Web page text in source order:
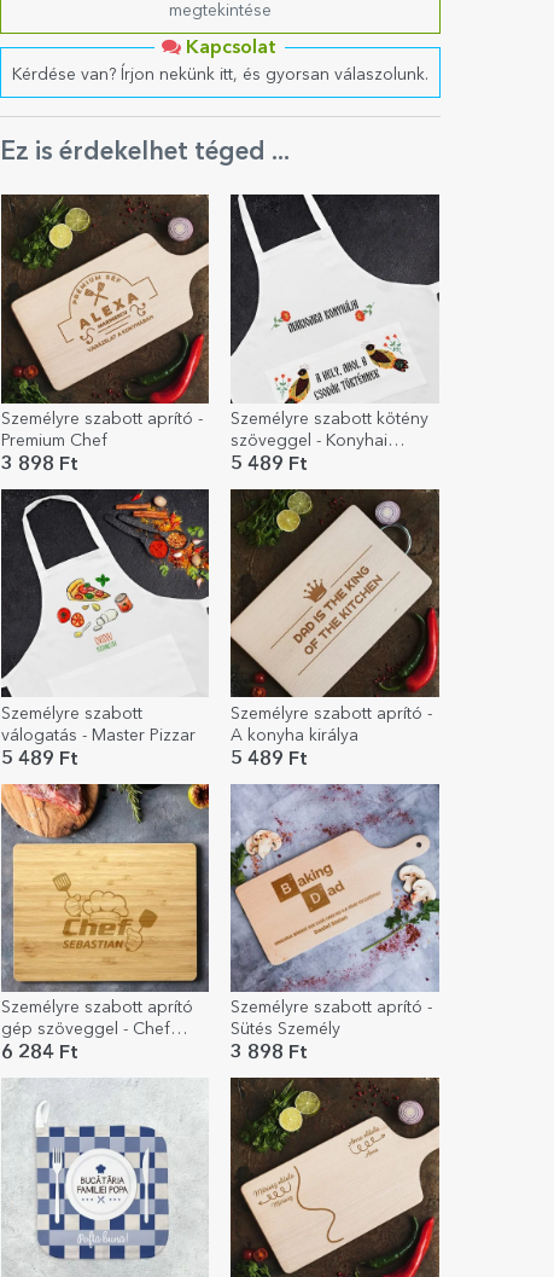
megtekintése
Kapcsolat
Kérdése van? Írjon nekünk itt, és gyorsan válaszolunk.
Ez is érdekelhet téged ...
Személyre szabott aprító -
Premium Chef
3 898 Ft
Személyre szabott kötény
szöveggel - Konyhai
csodák
5 489 Ft
Személyre szabott
válogatás - Master Pizzar
5 489 Ft
Személyre szabott aprító -
A konyha királya
5 489 Ft
Személyre szabott aprító
gép szöveggel - Chef
Puternic
6 284 Ft
Személyre szabott aprító -
Sütés Személy
3 898 Ft